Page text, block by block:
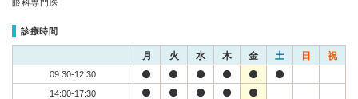
眼科専門医
診療時間
月 火 水 木 金 土 日 祝
09:30-12:30
14:00-17:30